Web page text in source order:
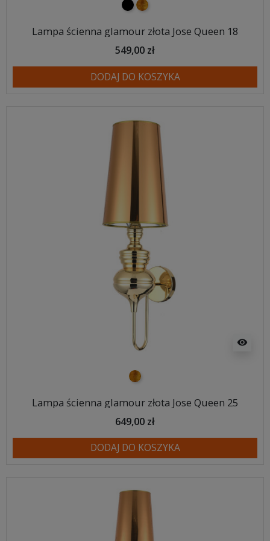
czarny
złoty
Lampa ścienna glamour złota Jose Queen 18
549,00 zł
DODAJ DO KOSZYKA
visibility
złoty
Lampa ścienna glamour złota Jose Queen 25
649,00 zł
DODAJ DO KOSZYKA